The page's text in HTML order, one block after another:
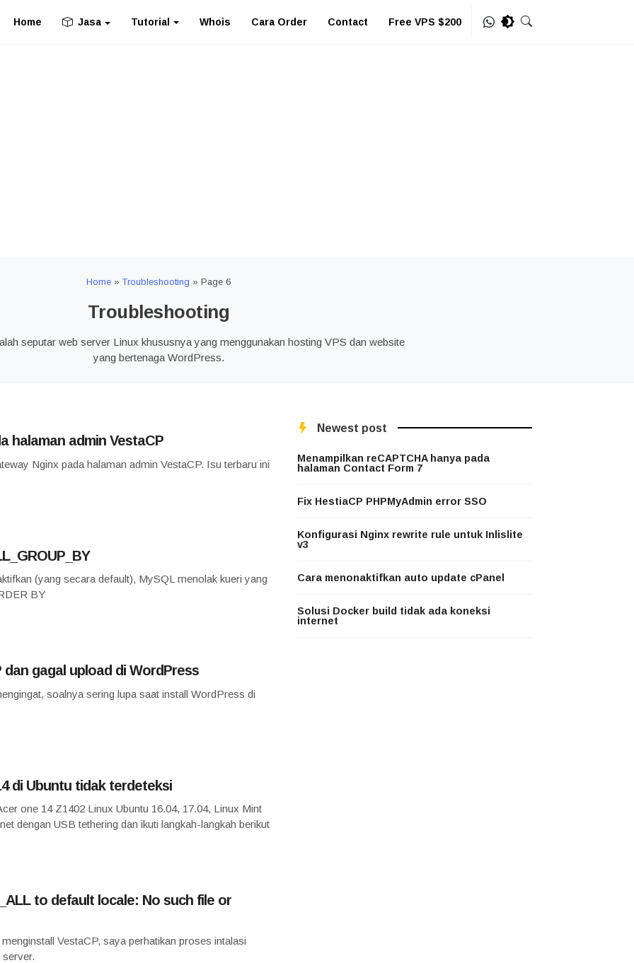
Home Jasa Tutorial Whois Cara Order Contact Free VPS $200
Home »Troubleshooting » Page 6
Troubleshooting
seputar web server Linux khususnya yang menggunakan hosting VPS dan website
yang bertenaga WordPress.
halaman admin VestaCP
Nginx pada halaman admin VestaCP. Isu terbaru ini
(yang secara default), MySQL menolak kueri yang
BY
gagal upload di WordPress
soalnya sering lupa saat install WordPress di
di Ubuntu tidak terdeteksi
one 14 Z1402 Linux Ubuntu 16.04, 17.04, Linux Mint
dengan USB tethering dan ikuti langkah-langkah berikut
to default locale: No such file or
VestaCP, saya perhatikan proses intalasi
Newest post
Menampilkan reCAPTCHA hanya pada
halaman Contact Form 7
Fix HestiaCP PHPMyAdmin error SSO
Konfigurasi Nginx rewrite rule untuk Inlislite
v3
Cara menonaktifkan auto update cPanel
Solusi Docker build tidak ada koneksi
internet